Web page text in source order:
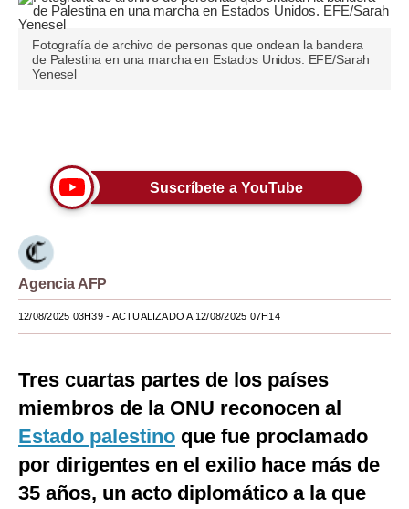
Editorial
Pregunta de hoy
Lujo
Viajes
Moda
Estilos
Mundo
España
Internacional
Tecnología
Fotografía de archivo de personas que ondean la bandera
de Palestina en una marcha en Estados Unidos. EFE/Sarah
Yenesel
Suscríbete a YouTube
Agencia AFP
12/08/2025 03H39- ACTUALIZADO A 12/08/2025 07H14
Tres cuartas partes de los países
miembros de la ONU reconocen al
Estado palestino que fue proclamado
por dirigentes en el exilio hace más de
35 años, un acto diplomático a la que